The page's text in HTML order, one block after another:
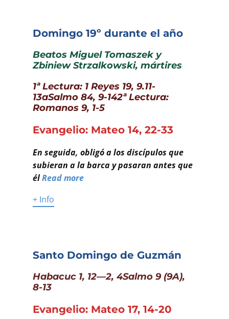
Domingo 19º durante el año
Beatos Miguel Tomaszek y
Zbiniew Strzalkowski, mártires
1ª Lectura: 1 Reyes 19, 9.11-
13aSalmo 84, 9-142ª Lectura:
Romanos 9, 1-5
Evangelio: Mateo 14, 22-33
En seguida, obligó a los discípulos que
subieran a la barca y pasaran antes que
élRead more
+ Info
Santo Domingo de Guzmán
Habacuc 1, 12—2, 4Salmo 9 (9A),
8-13
Evangelio: Mateo 17, 14-20